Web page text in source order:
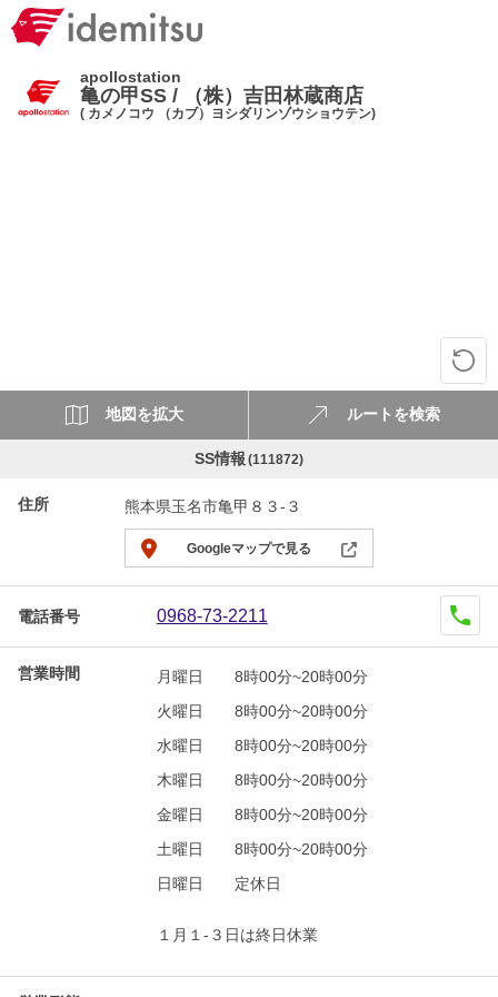
apollostation
亀の甲SS / （株）吉田林蔵商店
( カメノコウ （カブ）ヨシダリンゾウショウテン)
SS情報 (111872)
住所 熊本県玉名市亀甲８３-３
Googleマップで見る
電話番号 0968-73-2211
営業時間 月曜日
8時00分~20時00分
火曜日
8時00分~20時00分
水曜日
8時00分~20時00分
木曜日
8時00分~20時00分
金曜日
8時00分~20時00分
土曜日
8時00分~20時00分
日曜日
定休日
１月１-３日は終日休業
地図を拡大 ルートを検索